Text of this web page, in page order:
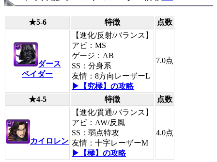
★5-6 特徴 点数
ダース
ベイダー
【進化/反射/バランス】
アビ：MS
ゲージ：AB
SS：分身系
友情：8方向レーザーL
▶【究極】の攻略
7.0点
★4-5 特徴 点数
カイロレン
【進化/貫通/バランス】
アビ：AW/反風
SS：弱点特攻
友情：十字レーザーM
▶【極】の攻略
4.0点